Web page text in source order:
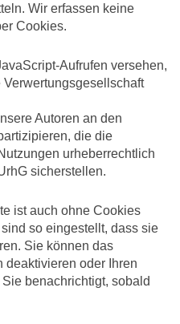
Wir erfassen keine
Cookies.
Aufrufen versehen,
Autoren an den
die die
urheberrechtlich
sicherstellen.
ist auch ohne Cookies
so eingestellt, dass sie
Sie können das
deaktivieren oder Ihren
benachrichtigt, sobald